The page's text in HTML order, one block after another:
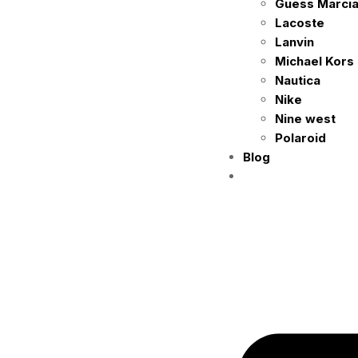
Guess
Lacoste
Lanvin
Michael Kors
Nautica
Nike
Nine west
Polaroid
Blog